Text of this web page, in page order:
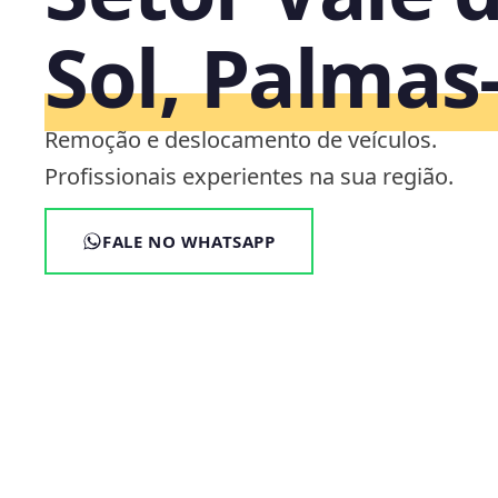
Sol,
Remoção e deslocamento de veículos.
Profissionais experientes na sua região.
FALE NO WHATSAPP